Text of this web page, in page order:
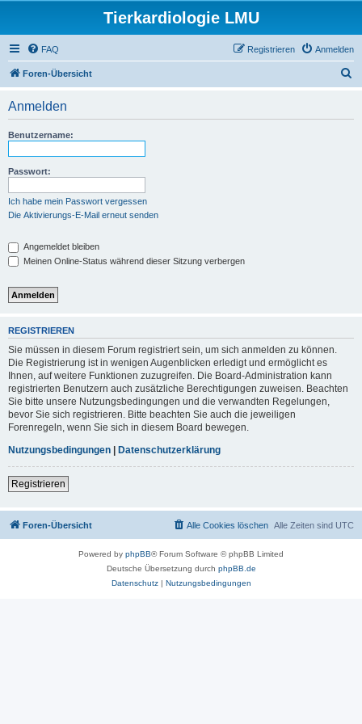
Tierkardiologie LMU
FAQ Anmelden
Registrieren
Foren-Übersicht
Anmelden
Benutzername:
Passwort:
Ich habe mein Passwort vergessen
Die Aktivierungs-E-Mail erneut senden
Angemeldet bleiben
Meinen Online-Status während dieser Sitzung verbergen
REGISTRIEREN
Sie müssen in diesem Forum registriert sein, um sich anmelden zu können.
Die Registrierung ist in wenigen Augenblicken erledigt und ermöglicht es
Ihnen, auf weitere Funktionen zuzugreifen. Die Board-Administration kann
registrierten Benutzern auch zusätzliche Berechtigungen zuweisen. Beachten
Sie bitte unsere Nutzungsbedingungen und die verwandten Regelungen,
bevor Sie sich registrieren. Bitte beachten Sie auch die jeweiligen
Forenregeln, wenn Sie sich in diesem Board bewegen.
Nutzungsbedingungen | Datenschutzerklärung
Registrieren
Foren-Übersicht Alle Zeiten sind UTC
Alle Cookies löschen
Powered by phpBB® Forum Software © phpBB Limited
Deutsche Übersetzung durch phpBB.de
Datenschutz| Nutzungsbedingungen